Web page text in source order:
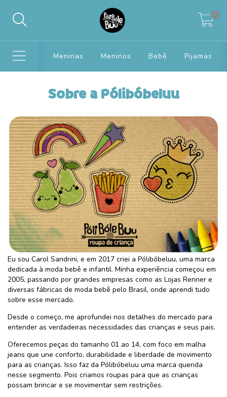
0
Meninas Meninos Bebê Pijamas
Sobre a Pólibóbeluu
Eu sou Carol Sandrini, e em 2017 criei a Pólibóbeluu, uma marca
dedicada à moda bebê e infantil. Minha experiência começou em
2005, passando por grandes empresas como as Lojas Renner e
diversas fábricas de moda bebê pelo Brasil, onde aprendi tudo
sobre esse mercado.
Desde o começo, me aprofundei nos detalhes do mercado para
entender as verdadeiras necessidades das crianças e seus pais.
Oferecemos peças do tamanho 01 ao 14, com foco em malha
jeans que une conforto, durabilidade e liberdade de movimento
para as crianças. Isso faz da Pólibóbeluu uma marca querida
nesse segmento. Pois criamos roupas para que as crianças
possam brincar e se movimentar sem restrições.